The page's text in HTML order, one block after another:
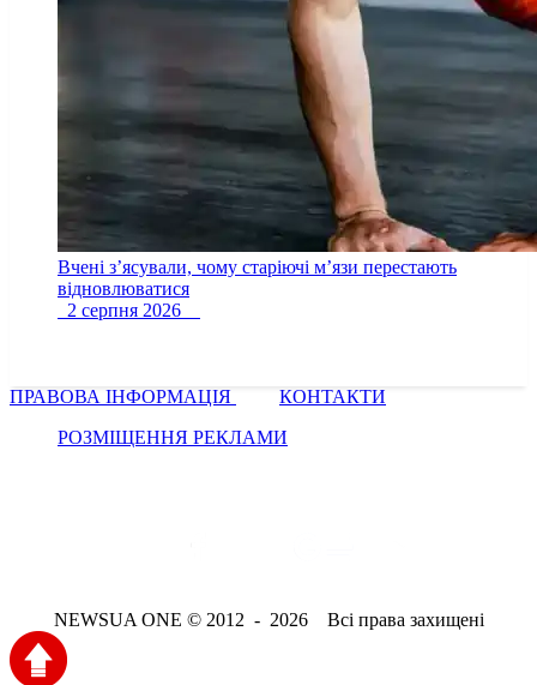
Вчені з’ясували, чому старіючі м’язи перестають
відновлюватися
2 серпня 2026
ПРАВОВА ІНФОРМАЦІЯ
КОНТАКТИ
РОЗМІЩЕННЯ РЕКЛАМИ
NEWSUA ONE © 2012 - 2026 Всі права захищені